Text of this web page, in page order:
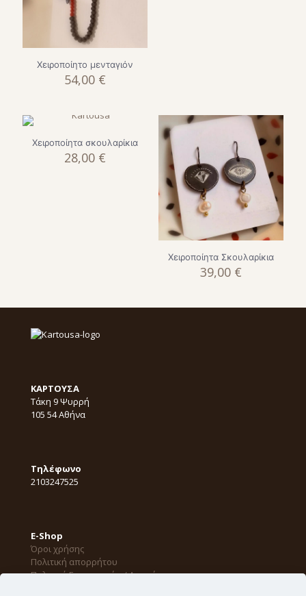
Χειροποίητο μενταγιόν
54,00 €
Χειροποίητα σκουλαρίκια
28,00 €
Χειροποίητα Σκουλαρίκια
39,00 €
KΑΡΤΟΥΣΑ
Τάκη 9 Ψυρρή
105 54 Αθήνα
Τηλέφωνο
2103247525
E-Shop
Όροι χρήσης
Πολιτική απορρήτου
Πολιτική Επιστροφών / Ακυρώσεων